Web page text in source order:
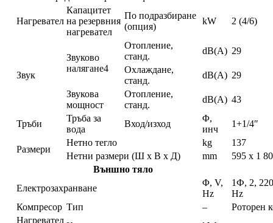
Нагревател
Капацитет
на резервния
нагревател
По подразбиране
(опция)
kW 2 (4/6)
Звук
Звуково
налягане4
Отопление,
станд.
dB(A) 29
Охлаждане,
станд.
dB(A) 29
Звукова
мощност
Отопление,
станд.
dB(A) 43
Тръби
Тръба за
вода
Вход/изход
Φ,
инч
1+1/4″
Размери
Нетно тегло kg
137
Нетни размери (Ш х В х Д)
mm
595 x 1
Външно тяло
Електрозахранване
Φ, V,
Hz
1Ф, 2,
Hz
Компресор Тип –
Роторен
Нагревател